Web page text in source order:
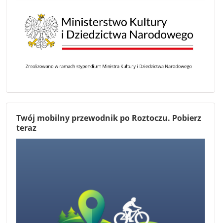
Twój mobilny przewodnik po Roztoczu. Pobierz
teraz